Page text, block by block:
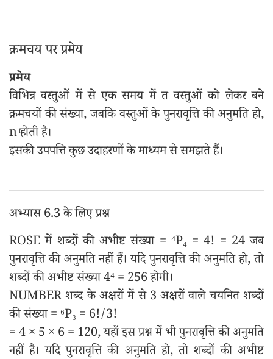
क्रमचय पर प्रमेय
प्रमेय
विभिन्न वस्तुओं में से एक समय में त वस्तुओं को लेकर बने
क्रमचयों की संख्या, जबकि वस्तुओं के पुनरावृत्ति की अनुमति हो,
n ͬहोती है।
इसकी उपपत्ति कुछ उदाहरणों के माध्यम से समझते हैं।
अभ्यास 6.3 के लिए प्रश्न
ROSE में शब्दों की अभीष्ट संख्या = ⁴P₄ = 4! = 24 जब
पुनरावृत्ति की अनुमति नहीं हैं। यदि पुनरावृत्ति की अनुमति हो, तो
शब्दों की अभीष्ट संख्या 4⁴ = 256 होगी।
NUMBER शब्द के अक्षरों में से 3 अक्षरों वाले चयनित शब्दों
की संख्या = ⁶P₃ = 6!/3!
= 4 × 5 × 6 = 120, यहाँ इस प्रश्न में भी पुनरावृत्ति की अनुमति
नहीं है। यदि पुनरावृत्ति की अनुमति हो, तो शब्दों की अभीष्ट